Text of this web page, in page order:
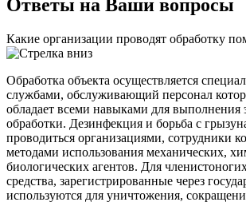
Ответы на Ваши вопросы
Какие организации проводят обработку
Обработка объекта осуществляется
службами, обслуживающий персонал
обладает всеми навыками для выполнения
обработки. Дезинфекция и борьба с
проводиться организациями, сотрудники
методами использования механических,
биологических агентов. Для
средства, зарегистрированные через
используются для уничтожения,